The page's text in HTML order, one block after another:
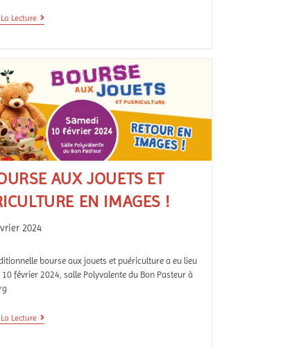
Lecture
AUX JOUETS ET
EN IMAGES !
2024
bourse aux jouets et puériculture a eu lieu
10 février 2024, salle Polyvalente du Bon Pasteur à
Lecture